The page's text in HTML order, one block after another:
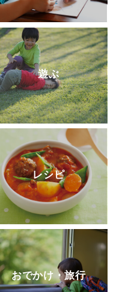
遊ぶ
レシピ
おでかけ・旅行